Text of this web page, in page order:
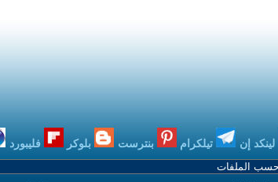
لينكد إن تيلكرام بنترست بلوكر فليبورد